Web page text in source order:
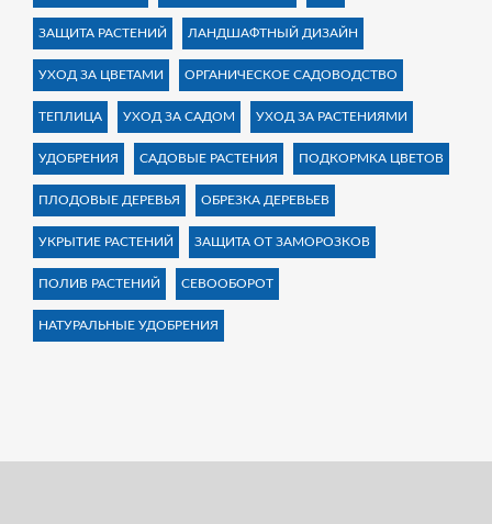
ЗАЩИТА РАСТЕНИЙ ЛАНДШАФТНЫЙ ДИЗАЙН
УХОД ЗА ЦВЕТАМИ ОРГАНИЧЕСКОЕ САДОВОДСТВО
ТЕПЛИЦА УХОД ЗА САДОМ УХОД ЗА РАСТЕНИЯМИ
УДОБРЕНИЯ САДОВЫЕ РАСТЕНИЯ ПОДКОРМКА ЦВЕТОВ
ПЛОДОВЫЕ ДЕРЕВЬЯ ОБРЕЗКА ДЕРЕВЬЕВ
УКРЫТИЕ РАСТЕНИЙ ЗАЩИТА ОТ ЗАМОРОЗКОВ
ПОЛИВ РАСТЕНИЙ СЕВООБОРОТ
НАТУРАЛЬНЫЕ УДОБРЕНИЯ